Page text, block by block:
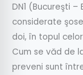
DN1 (Bucureşti
considerate
doi, în topul
Cum se văd de
preveni sunt